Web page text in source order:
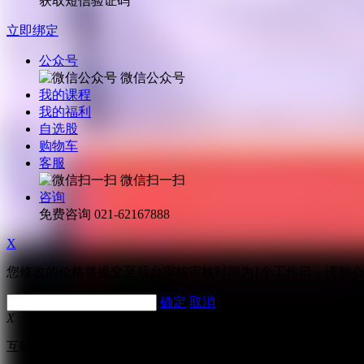
立即绑定
公众号
微信公众号
我的课程
我的福利
自选股
购物车
客服
微信扫一扫
咨询
免费咨询 021-62167888
X
您修改的价格将提交至后台审核审核时间为1个工作日，请耐
确定 取消
X
互联网跟帖评论服务管理规定